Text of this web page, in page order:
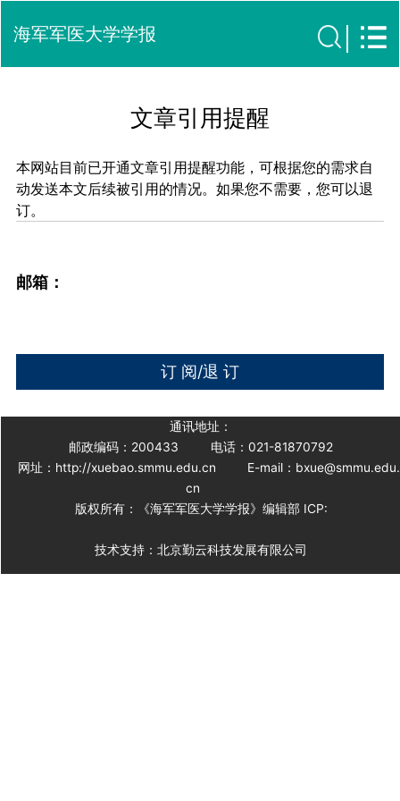
海军军医大学学报
文章引用提醒
本网站目前已开通文章引用提醒功能，可根据您的需求自
动发送本文后续被引用的情况。如果您不需要，您可以退
订。
邮箱：
通讯地址：
邮政编码：200433
电话：021-81870792
网址：http://xuebao.smmu.edu.cn
E-mail：bxue@smmu.edu.
cn
版权所有：《海军军医大学学报》编辑部 ICP:
技术支持：北京勤云科技发展有限公司